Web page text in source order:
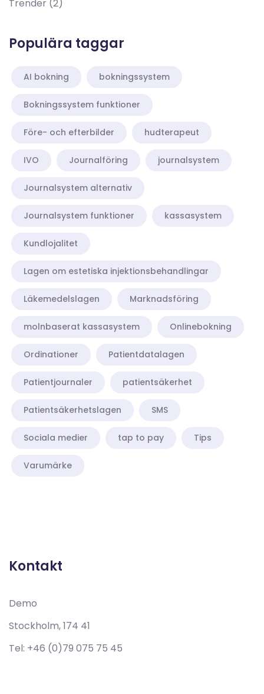
Trender (2)
Populära taggar
AI bokning bokningssystem
Bokningssystem funktioner
Före- och efterbilder hudterapeut
IVO Journalföring journalsystem
Journalsystem alternativ
Journalsystem funktioner kassasystem
Kundlojalitet
Lagen om estetiska injektionsbehandlingar
Läkemedelslagen Marknadsföring
molnbaserat kassasystem Onlinebokning
Ordinationer Patientdatalagen
Patientjournaler patientsäkerhet
Patientsäkerhetslagen SMS
Sociala medier tap to pay Tips
Varumärke
Demo
Stockholm, 174 41
Tel: +46 (0)79 075 75 45